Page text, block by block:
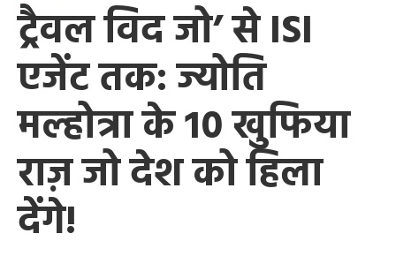
ट्रैवल विद जो’ से ISI
एजेंट तक: ज्योति
मल्होत्रा के 10 खुफिया
राज़ जो देश को हिला
देंगे!